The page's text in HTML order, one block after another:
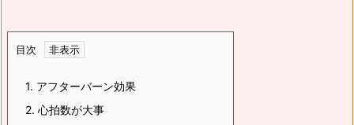
目次
1. アフターバーン効果
2. 心拍数が大事